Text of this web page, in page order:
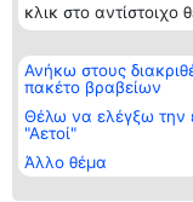
κλικ στο αντίστοιχο
Ανήκω στους
πακέτο βραβείων
Θέλω να ελέγξω την
"Αετοί"
Άλλο θέμα
Διοργανωτής της
κατάταξης
BEAUTIFUL COMPANY
ΤΗΛ. ΕΠΙΚΟΙΝΩΝΙΑΣ:
2104128019
email:
aetoi@beautifulcompany.co